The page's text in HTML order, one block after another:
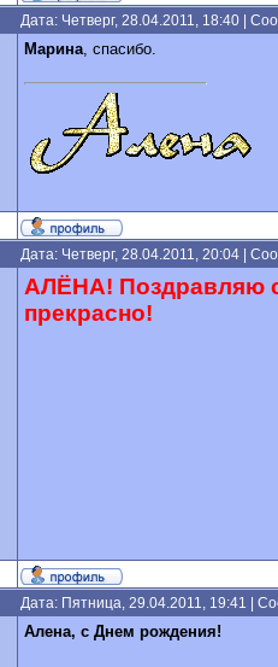
Дата: Четверг, 28.04.2011, 18:40 |
Марина, спасибо.
Дата: Четверг, 28.04.2011, 20:04 |
АЛЁНА! Поздравляю
прекрасно!
Дата: Пятница, 29.04.2011, 19:41 |
Алена, с Днем рождения!